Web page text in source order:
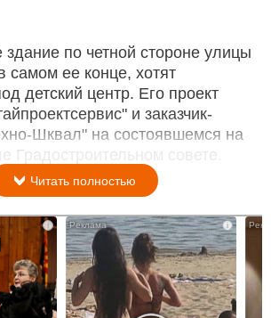
по четной стороне улицы
самом ее конце, хотят
детский центр. Его проект
и заказчик-
Шквал" на состоявшемся на
Градостроительном совете.
Читать полностью
i